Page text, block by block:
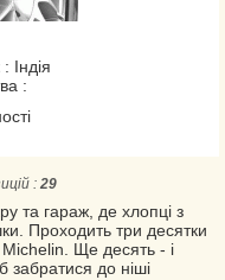
Індія
:
: 29
та гараж, де хлопці з
Проходить три десятки
Michelin. Ще десять - і
забратися до ніші